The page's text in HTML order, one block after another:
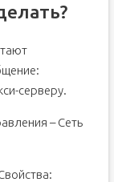
серверу.
– Сеть